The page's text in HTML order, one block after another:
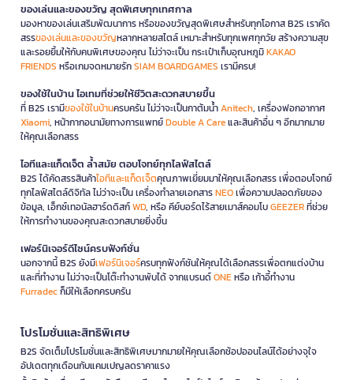
ของเล่นและของขวัญ สุดพิเศษทุกเทศกาล
มองหาของเล่นเสริมพัฒนาการ หรือของขวัญสุดพิเศษสำหรับทุกโอกาส B2S เราคัด
สรรของเล่นและของขวัญหลากหลายสไตล์ เหมาะสำหรับทุกเพศทุกวัย สร้างความสุข
และรอยยิ้มให้กับคนพิเศษของคุณ ไม่ว่าจะเป็น กระเป๋าเก็บอุณหภูมิKAKAO
FRIENDS หรือเกมจดหมายรักSIAM BOARDGAMES เรามีครบ!
ของใช้ในบ้าน ไอเทมที่ช่วยให้ชีวิตสะดวกสบายขึ้น
ที่ B2S เรามีของใช้ในบ้านครบครัน ไม่ว่าจะเป็นกาต้มน้ำAnitech, เครื่องฟอกอากาศ
Xiaomi, หน้ากากอนามัยทางการแพทย์Double A Careและสินค้าอื่น ๆ อีกมากมาย
ให้คุณเลือกสรร
ไอทีและแก็ดเจ็ต ล้ำสมัย ตอบโจทย์ทุกไลฟ์สไตล์
B2S ได้คัดสรรสินค้าไอทีและแก็ดเจ็ตคุณภาพเยี่ยมมาให้คุณเลือกสรร เพื่อตอบโจทย์
ทุกไลฟ์สไตล์ดิจิทัล ไม่ว่าจะเป็น เครื่องทำลายเอกสารNEOเพื่อความปลอดภัยของ
ข้อมูล, เอ็กซ์เทอนัลฮาร์ดดิสก์WD, หรือ คีย์บอร์ดไร้สายเมาส์คอมโบGEEZERที่ช่วย
ให้การทำงานของคุณสะดวกสบายยิ่งขึ้น
เฟอร์นิเจอร์ดีไซน์ครบฟังก์ชั่น
นอกจากนี้ B2S ยังมีเฟอร์นิเจอร์ครบทุกฟังก์ชันให้คุณได้เลือกสรรเพื่อตกแต่งบ้าน
และที่ทำงาน ไม่ว่าจะเป็นโต๊ะทำงานพับได้ จากแบรนด์ONEหรือ เก้าอี้ทำงาน
Furradecก็มีให้เลือกครบครัน
โปรโมชั่นและสิทธิพิเศษ
B2S จัดเต็มโปรโมชั่นและสิทธิพิเศษมากมายให้คุณเลือกช้อปออนไลน์ได้อย่างจุใจ
อัปเดตทุกเดือนกับแคมเปญลดราคาแรง